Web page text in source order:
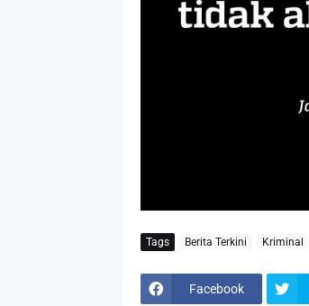
Tags Berita Terkini Kriminal
Facebook